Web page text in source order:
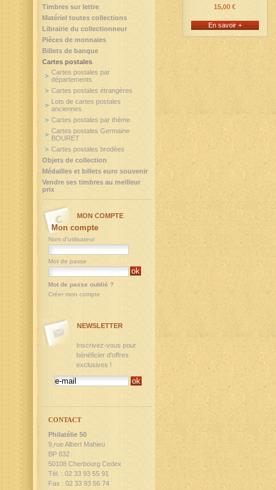
15,00 €
En savoir +
Timbres sur lettre
Matériel toutes collections
Librairie du collectionneur
Pièces de monnaies
Billets de banque
Cartes postales
Cartes postales par
départements
Cartes postales étrangères
Lots de cartes postales
anciennes
Cartes postales par thème
Cartes postales Germaine
BOURET
Cartes postales brodées
Objets de collection
Médailles et billets euro souvenir
Vendre ses timbres au meilleur
prix
MON COMPTE
Mon compte
Nom d'utilisateur
Mot de passe
Mot de passe oublié ?
Créer mon compte
NEWSLETTER
Inscrivez-vous pour
bénéficier d'offres
exclusives !
CONTACT
Philatélie 50
9,rue Albert Mahieu
BP 832
50108 Cherbourg Cedex
Tél. : 02 33 93 55 91
Fax : 02 33 93 56 74